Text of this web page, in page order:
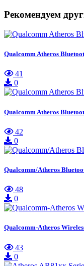
Рекомендуем
Qualcomm Atheros
41
0
Qualcomm Atheros
42
0
Qualcomm/Atheros
48
0
Qualcomm-Atheros
43
0